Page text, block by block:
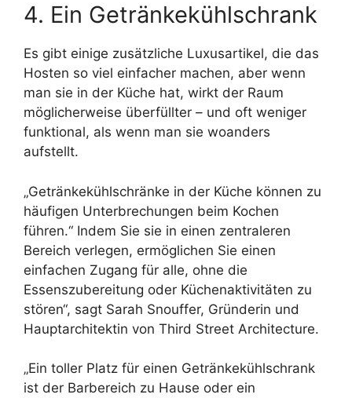
4. Ein Getränkekühlschrank
Es gibt einige zusätzliche Luxusartikel, die das
Hosten so viel einfacher machen, aber wenn
man sie in der Küche hat, wirkt der Raum
möglicherweise überfüllter – und oft weniger
funktional, als wenn man sie woanders
aufstellt.
„Getränkekühlschränke in der Küche können zu
häufigen Unterbrechungen beim Kochen
führen.“ Indem Sie sie in einen zentraleren
Bereich verlegen, ermöglichen Sie einen
einfachen Zugang für alle, ohne die
Essenszubereitung oder Küchenaktivitäten zu
stören“, sagt Sarah Snouffer, Gründerin und
Hauptarchitektin von Third Street Architecture.
„Ein toller Platz für einen Getränkekühlschrank
ist der Barbereich zu Hause oder ein